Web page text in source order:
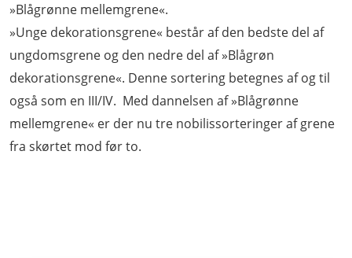
»Blågrønne mellemgrene«.
»Unge dekorationsgrene« består af den bedste del af
ungdomsgrene og den nedre del af »Blågrøn
dekorationsgrene«. Denne sortering betegnes af og til
også som en III/IV. Med dannelsen af »Blågrønne
mellemgrene« er der nu tre nobilissorteringer af grene
fra skørtet mod før to.